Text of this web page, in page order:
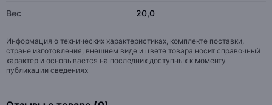
Вес 20,0
Информация о технических характеристиках, комплекте поставки,
стране изготовления, внешнем виде и цвете товара носит справочный
характер и основывается на последних доступных к моменту
публикации сведениях